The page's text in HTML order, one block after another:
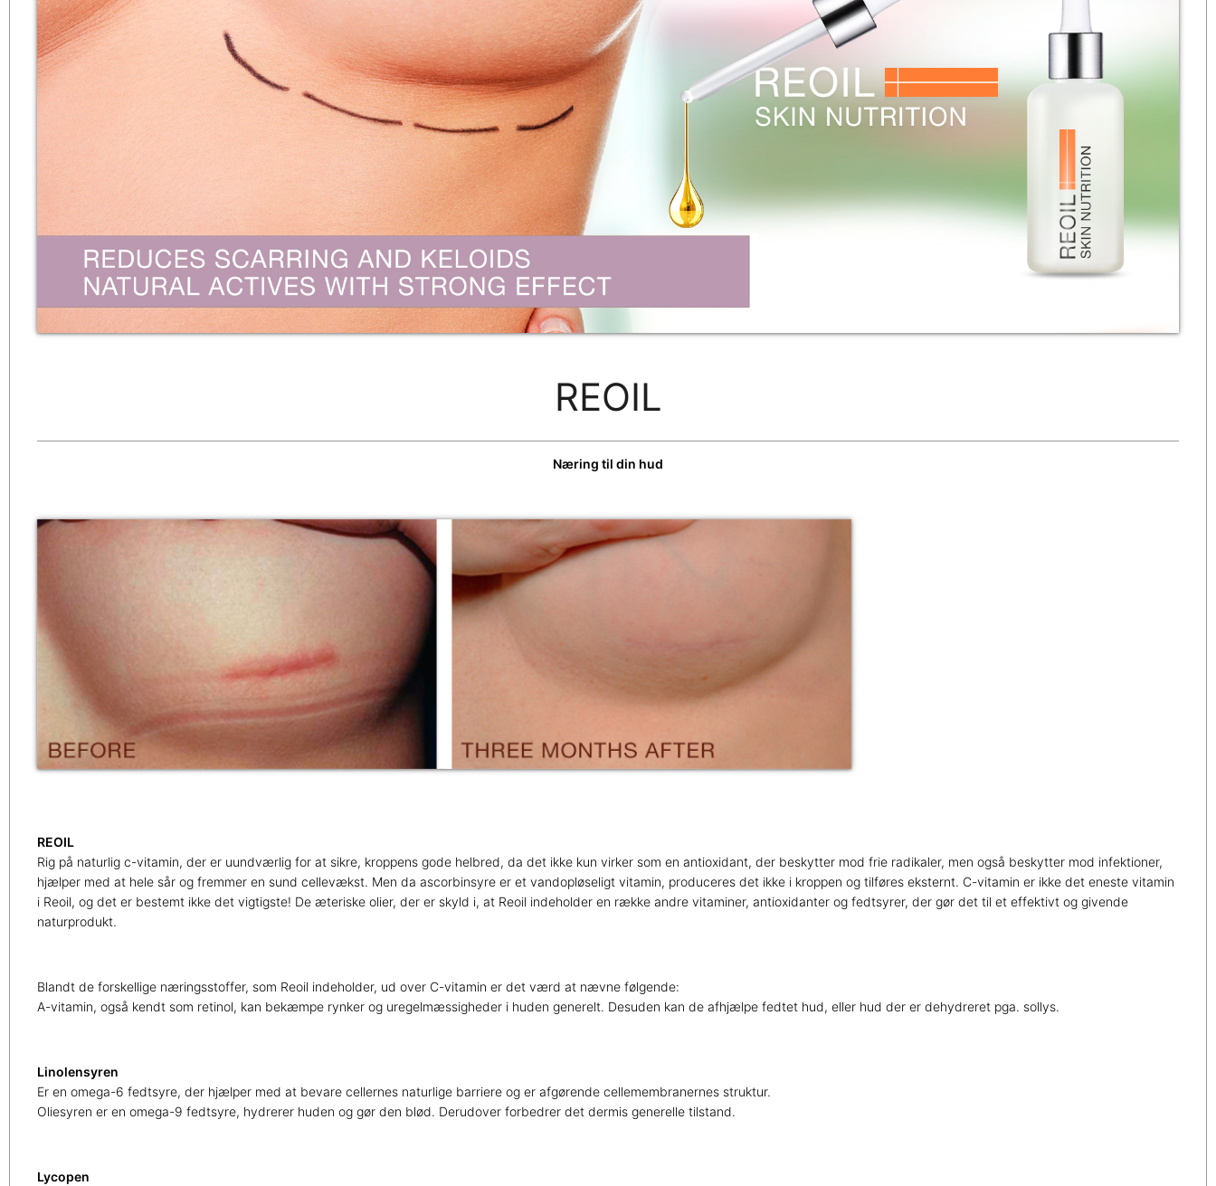
REOIL
Næring til din hud
REOIL
Rig på naturlig c-vitamin, der er uundværlig for at sikre, kroppens gode helbred, da det ikke kun virker som en antioxidant, der beskytter mod frie radikaler, men også beskytter mod infektioner,
hjælper med at hele sår og fremmer en sund cellevækst. Men da ascorbinsyre er et vandopløseligt vitamin, produceres det ikke i kroppen og tilføres eksternt. C-vitamin er ikke det eneste vitamin
i Reoil, og det er bestemt ikke det vigtigste! De æteriske olier, der er skyld i, at Reoil indeholder en række andre vitaminer, antioxidanter og fedtsyrer, der gør det til et effektivt og givende
naturprodukt.
Blandt de forskellige næringsstoffer, som Reoil indeholder, ud over C-vitamin er det værd at nævne følgende:
A-vitamin, også kendt som retinol, kan bekæmpe rynker og uregelmæssigheder i huden generelt. Desuden kan de afhjælpe fedtet hud, eller hud der er dehydreret pga. sollys.
Linolensyren
Er en omega-6 fedtsyre, der hjælper med at bevare cellernes naturlige barriere og er afgørende cellemembranernes struktur.
Oliesyren er en omega-9 fedtsyre, hydrerer huden og gør den blød. Derudover forbedrer det dermis generelle tilstand.
Lycopen